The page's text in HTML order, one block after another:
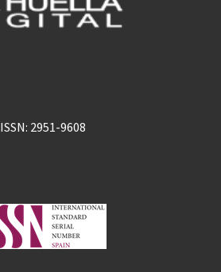
ISSN: 2951-9608